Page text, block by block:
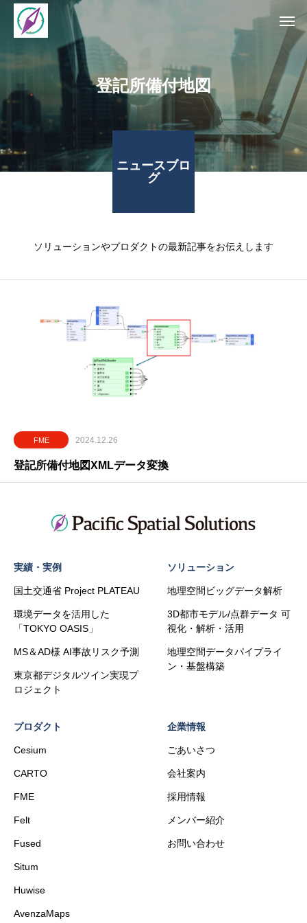
登記所備付地図
ニュースブロ
グ
ソリューションやプロダクトの最新記事をお伝えします
FME 2024.12.26
登記所備付地図XMLデータ変換
実績・実例
国土交通省 Project PLATEAU
環境データを活用した
「TOKYO OASIS」
MS＆AD様 AI事故リスク予測
東京都デジタルツイン実現プ
ロジェクト
ソリューション
地理空間ビッグデータ解析
3D都市モデル/点群データ 可
視化・解析・活用
地理空間データパイプライ
ン・基盤構築
プロダクト
Cesium
CARTO
FME
Felt
Fused
Situm
Huwise
AvenzaMaps
企業情報
ごあいさつ
会社案内
採用情報
メンバー紹介
お問い合わせ